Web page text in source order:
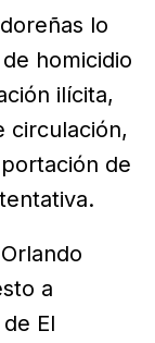
lo
homicidio
ilícita,
circulación,
de
a
El